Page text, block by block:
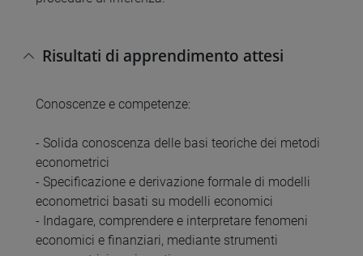
Risultati di apprendimento attesi
Conoscenze e competenze:
- Solida conoscenza delle basi teoriche dei metodi
econometrici
- Specificazione e derivazione formale di modelli
econometrici basati su modelli economici
- Indagare, comprendere e interpretare fenomeni
economici e finanziari, mediante strumenti